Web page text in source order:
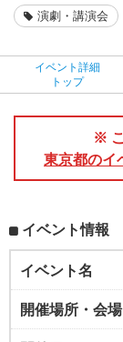
演劇・講演会
イベント詳細
トップ
※
東京都のイ
イベント情報
イベント名
開催場所・会場